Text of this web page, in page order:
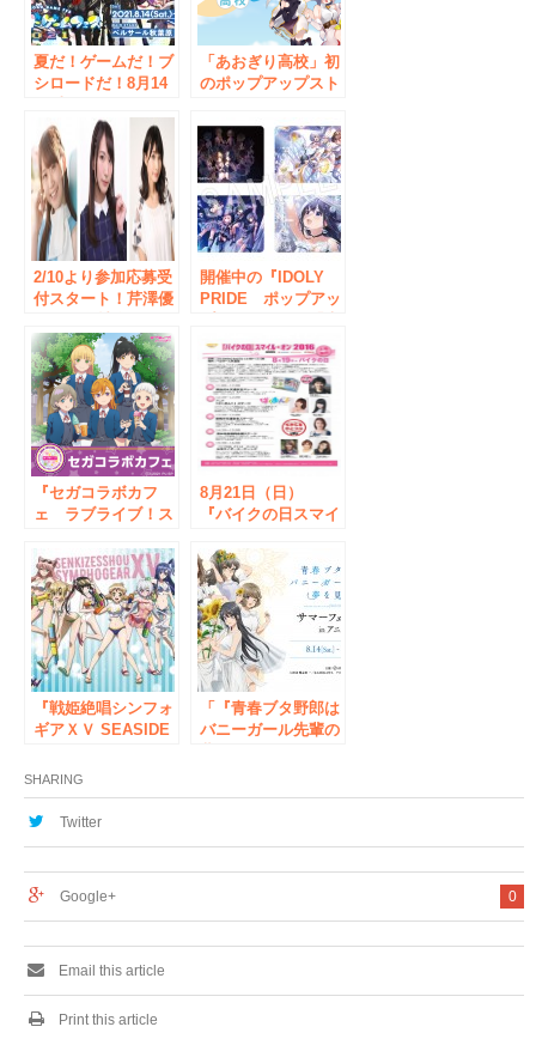
夏だ！ゲームだ！ブ
シロードだ！8月14
日間、ベルサール秋
葉原にて「ブシロー
ドゲームフェス
2021」開催！
「あおぎり高校」初
のポップアップスト
ーマーズ本店にて
2021年5月9日(日)ま
で開催中！
2/10より参加応募受
付スタート！芹澤優
&高野麻里佳さん 特
典お渡し会開催決
定！
開催中の『IDOLY
PRIDE ポップアッ
きめアクリルスタン
ド」「ブランケッ
ト」など新作グッズ
の発売が決定！
『セガコラボカフ
ェ ラブライブ！ス
催のお知らせ
8月21日（日）
『バイクの日スマイ
案内
『戦姫絶唱シンフォ
ギアＸＶ SEASIDE
ゲーマーズで開催！
キュートな水着姿の
描き下ろし特大布ポ
カップ麺」をプレゼ
ント！
「『青春ブタ野郎は
バニーガール先輩の
メイト」の開催が決
SHARING
Twitter
0
Google+
Email this article
Print this article